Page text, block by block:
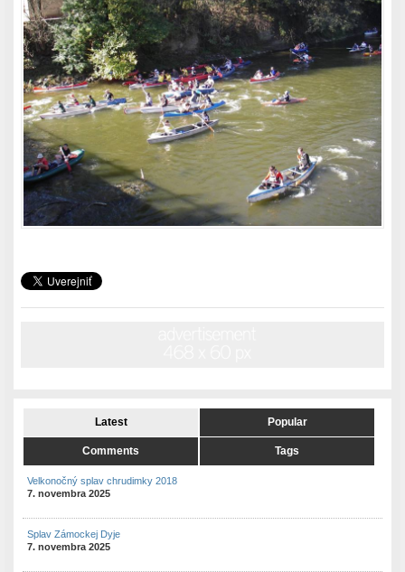
Latest Popular
Comments Tags
Velkonočný splav chrudimky 2018
7. novembra 2025
Splav Zámockej Dyje
7. novembra 2025